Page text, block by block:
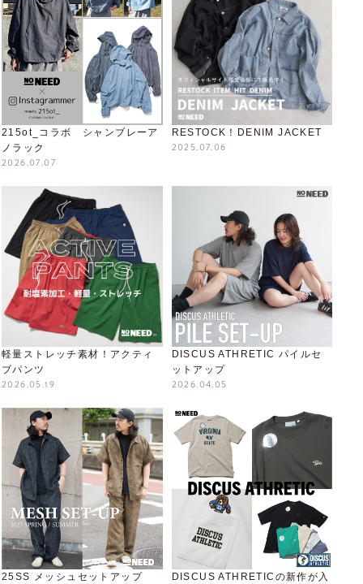
215ot_コラボ シャンブレーア
ノラック
2026.07.07
RESTOCK！DENIM JACKET
2025.07.06
軽量ストレッチ素材！アクティ
ブパンツ
2026.05.19
DISCUS ATHRETIC パイルセ
ットアップ
2026.04.05
25SS メッシュセットアップ
DISCUS ATHRETICの新作が入